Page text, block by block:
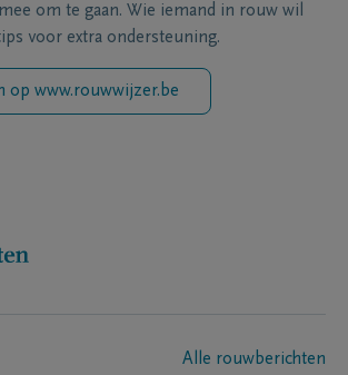
om te gaan. Wie iemand in rouw wil
voor extra ondersteuning.
op www.rouwwijzer.be
Alle rouwberichten